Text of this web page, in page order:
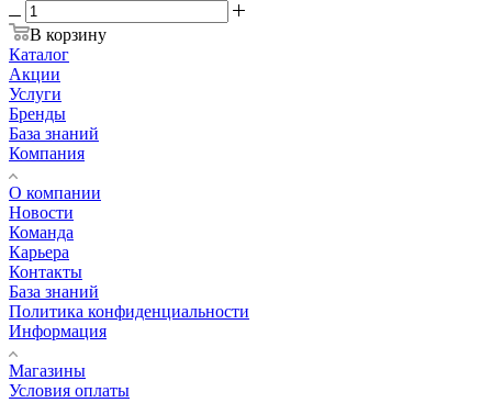
В корзину
Каталог
Акции
Услуги
Бренды
База знаний
Компания
О компании
Новости
Команда
Карьера
Контакты
База знаний
Политика конфиденциальности
Информация
Магазины
Условия оплаты